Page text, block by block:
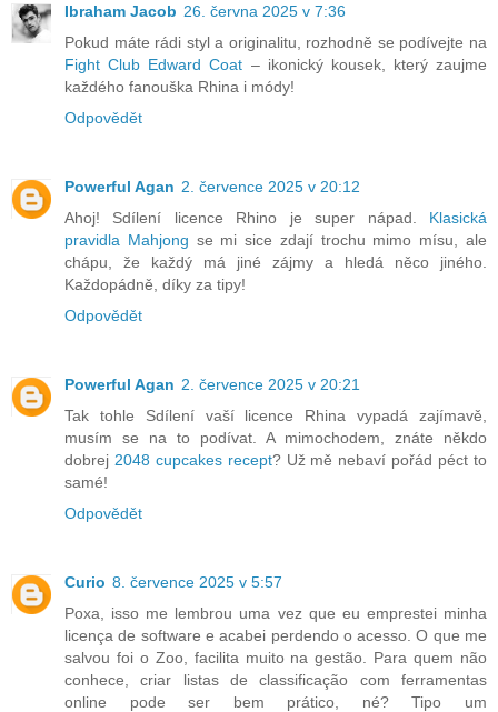
Ibraham Jacob 26. června 2025 v 7:36
Pokud máte rádi styl a originalitu, rozhodně se podívejte na
Fight Club Edward Coat – ikonický kousek, který zaujme
každého fanouška Rhina i módy!
Odpovědět
Powerful Agan 2. července 2025 v 20:12
Ahoj! Sdílení licence Rhino je super nápad. Klasická
pravidla Mahjong se mi sice zdají trochu mimo mísu, ale
chápu, že každý má jiné zájmy a hledá něco jiného.
Každopádně, díky za tipy!
Odpovědět
Powerful Agan 2. července 2025 v 20:21
Tak tohle Sdílení vaší licence Rhina vypadá zajímavě,
musím se na to podívat. A mimochodem, znáte někdo
dobrej 2048 cupcakes recept? Už mě nebaví pořád péct to
samé!
Odpovědět
Curio 8. července 2025 v 5:57
Poxa, isso me lembrou uma vez que eu emprestei minha
licença de software e acabei perdendo o acesso. O que me
salvou foi o Zoo, facilita muito na gestão. Para quem não
conhece, criar listas de classificação com ferramentas
online pode ser bem prático, né? Tipo um